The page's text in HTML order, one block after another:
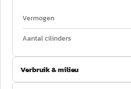
Vermogen
Aantal cilinders
Verbruik & milieu